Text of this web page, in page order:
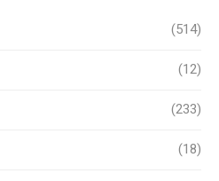
(514)
(12)
(233)
(18)